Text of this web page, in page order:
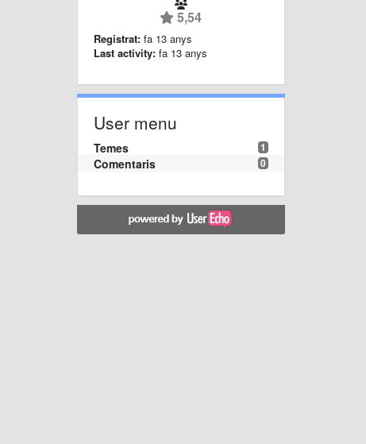
5,54
Registrat: fa 13 anys
Last activity: fa 13 anys
User menu
1
Temes
0
Comentaris